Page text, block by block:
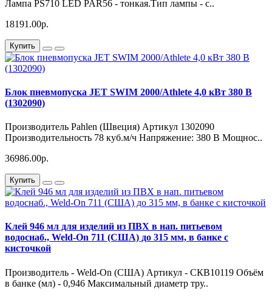
Лампа PS710 LED PAR56 - тонкая.Тип лампы - с..
18191.00р.
Купить
Блок пневмопуска JET SWIM 2000/Athlete 4,0 кВт 380 В
(1302090)
Производитель Pahlen (Швеция) Артикул 1302090
Производительность 78 куб.м/ч Напряжение: 380 В Мощнос..
36986.00р.
Купить
Клей 946 мл для изделий из ПВХ в нап. питьевом
водоснаб., Weld-On 711 (США) до 315 мм, в банке с
кисточкой
Производитель - Weld-On (США) Артикул - СКВ10119 Объём
в банке (мл) - 0,946 Максимальный диаметр тру..